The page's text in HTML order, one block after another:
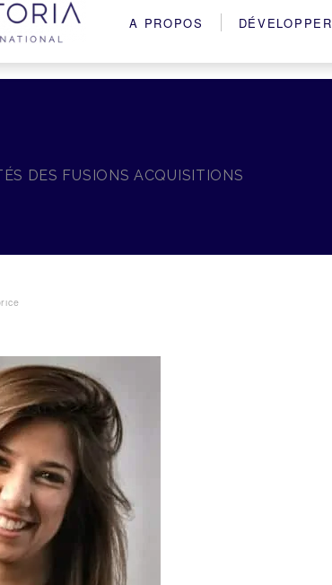
A PROPOS DÉVELOPPER
DES FUSIONS ACQUISITIONS